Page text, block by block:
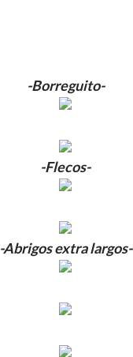
-Borreguito-
-Flecos-
-Abrigos extra largos-